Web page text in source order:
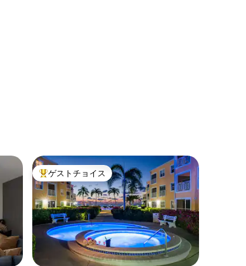
大好評のゲストチョイスです。
ゲストチョイス